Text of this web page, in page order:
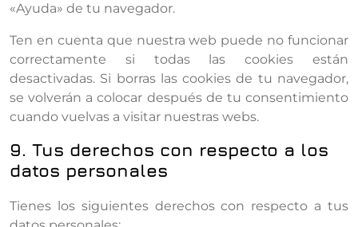
«Ayuda» de tu navegador.
Ten en cuenta que nuestra web puede no funcionar
correctamente si todas las cookies están
desactivadas. Si borras las cookies de tu navegador,
se volverán a colocar después de tu consentimiento
cuando vuelvas a visitar nuestras webs.
9. Tus derechos con respecto a los
datos personales
Tienes los siguientes derechos con respecto a tus